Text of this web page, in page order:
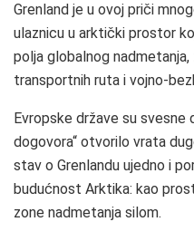
Grenland je u ovoj priči
ulaznicu u arktički prostor
polja globalnog nadmetanja,
transportnih ruta i vojno-
Evropske države su svesne
dogovora“ otvorilo vrata
stav o Grenlandu ujedno i
budućnost Arktika: kao
zone nadmetanja silom.